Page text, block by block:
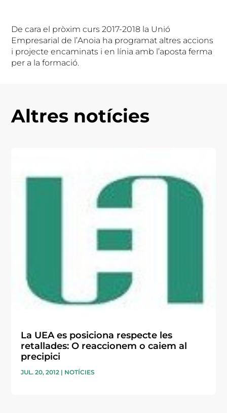
De cara el pròxim curs 2017-2018 la Unió
Empresarial de l’Anoia ha programat altres accions
i projecte encaminats i en línia amb l’aposta ferma
per a la formació.
Altres notícies
La UEA es posiciona respecte les
retallades: O reaccionem o caiem al
precipici
JUL. 20, 2012 | NOTÍCIES